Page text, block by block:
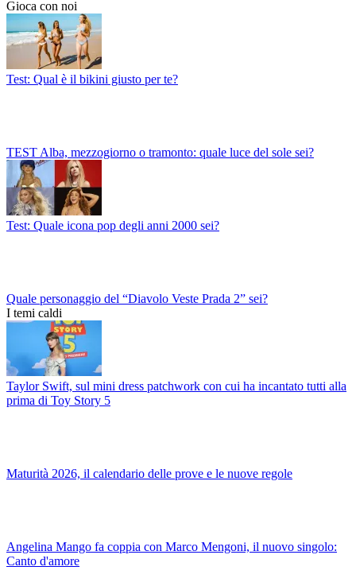
Gioca con noi
Test: Qual è il bikini giusto per te?
TEST Alba, mezzogiorno o tramonto: quale luce del sole sei?
Test: Quale icona pop degli anni 2000 sei?
Quale personaggio del “Diavolo Veste Prada 2” sei?
I temi caldi
Taylor Swift, sul mini dress patchwork con cui ha incantato tutti alla
prima di Toy Story 5
Maturità 2026, il calendario delle prove e le nuove regole
Angelina Mango fa coppia con Marco Mengoni, il nuovo singolo:
Canto d'amore